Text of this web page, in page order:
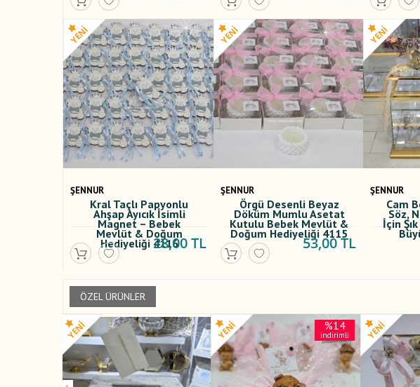
ŞENNUR
Kral Taçlı Papyonlu
Ahşap Ayıcık İsimli
Magnet – Bebek
Mevlüt & Doğum
Hediyeliği 411628,00 TL
ŞENNUR
Örgü Desenli Beyaz
Döküm Mumlu Asetat
Kutulu Bebek Mevlüt &
Doğum Hediyeliği 4115
53,00 TL
ŞENNUR
Cam
Söz,
İçin
ÖZEL ÜRÜNLER
%14
indirimli